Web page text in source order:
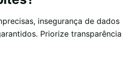
insegurança de dados
Priorize transparência